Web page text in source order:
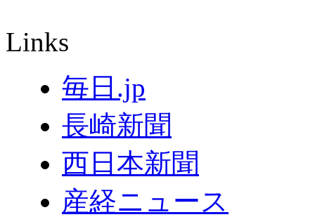
Links
毎日.jp
長崎新聞
西日本新聞
産経ニュース